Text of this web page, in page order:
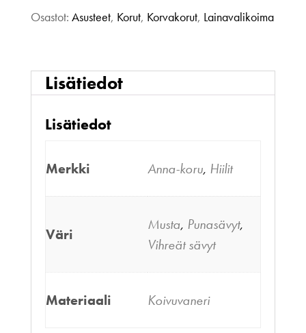
Osastot: Asusteet, Korut, Korvakorut, Lainavalikoima
Lisätiedot
Lisätiedot
Merkki Anna-koru, Hiilit
Väri
Musta, Punasävyt,
Vihreät sävyt
Materiaali Koivuvaneri